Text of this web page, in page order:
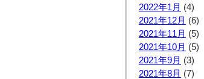
2022年1月 (4)
2021年12月 (6)
2021年11月 (5)
2021年10月 (5)
2021年9月 (3)
2021年8月 (7)